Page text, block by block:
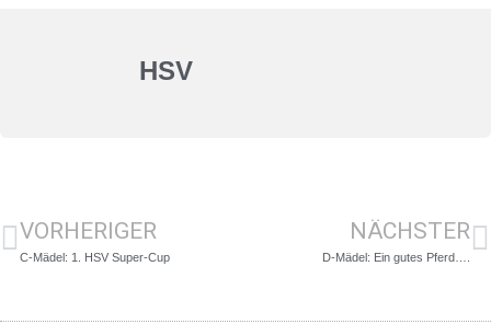
HSV
VORHERIGER
C-Mädel: 1. HSV Super-Cup
NÄCHSTER
D-Mädel: Ein gutes Pferd….